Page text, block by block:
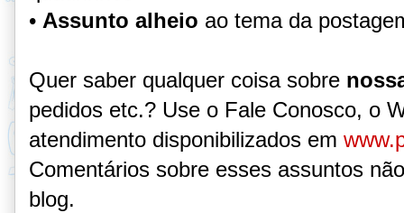
• Assunto alheio ao tema da
Quer saber qualquer coisa sobre
pedidos etc.? Use o Fale Conosco, o
atendimento disponibilizados em
Comentários sobre esses assuntos
blog.